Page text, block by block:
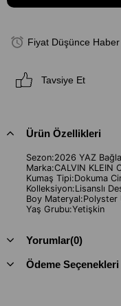
Fiyat Düşünce
Tavsiye Et
Ürün Özellikleri
Sezon:2026 YAZ
Marka:CALVIN KLEIN
Kumaş Tipi:Dokuma
Kolleksiyon:Lisanslı
Boy Materyal:Polyster
Yaş Grubu:Yetişkin
Yorumlar(0)
Ödeme Seçenekleri